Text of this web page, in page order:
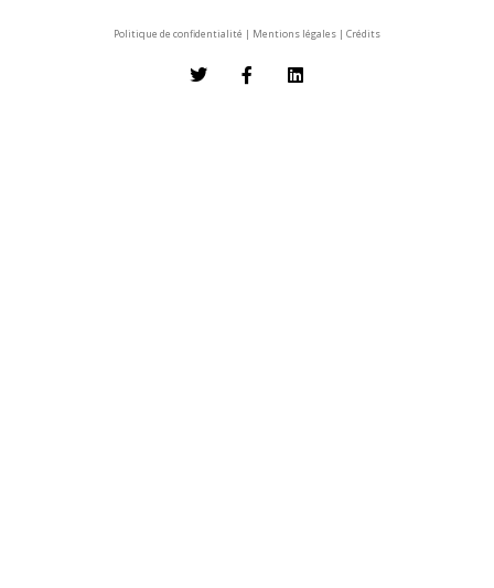
Politique de confidentialité | Mentions légales | Crédits